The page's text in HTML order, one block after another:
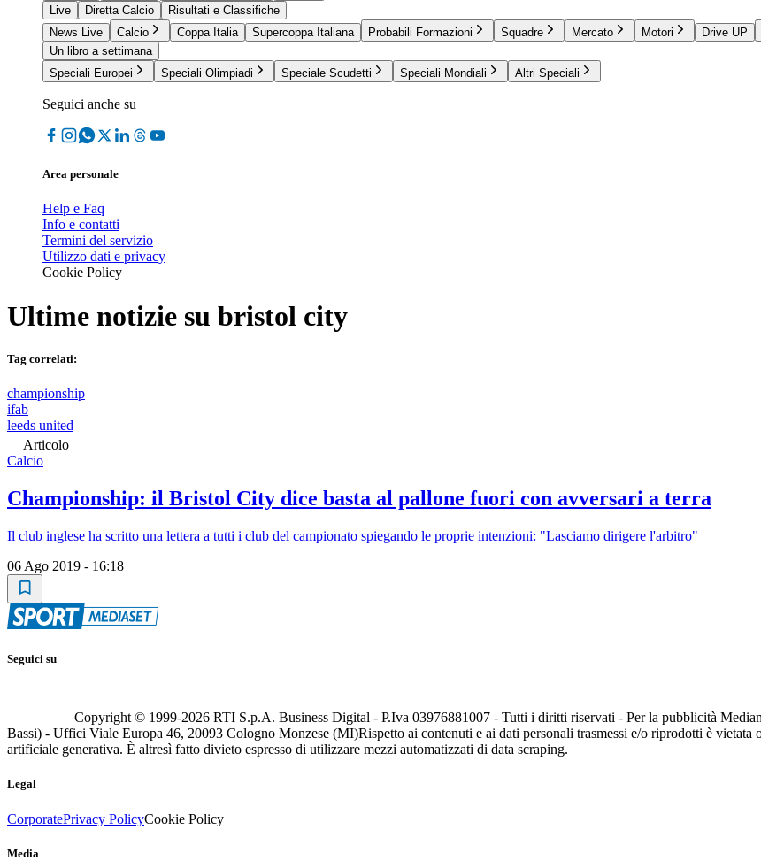
Live
Diretta Calcio
Risultati e Classifiche
News Live
Calcio Coppa Italia Supercoppa Italiana Probabili Formazioni Squadre Mercato Motori Drive UP
Un libro a settimana
Speciali Europei
Speciali Olimpiadi Speciale Scudetti Speciali Mondiali Altri Speciali
Seguici anche su
Area personale
Help e Faq
Info e contatti
Termini del servizio
Utilizzo dati e privacy
Cookie Policy
Ultime notizie su bristol city
Tag correlati:
championship
ifab
leeds united
Articolo
Calcio
Championship: il Bristol City dice basta al pallone fuori con avversari a terra
Il club inglese ha scritto una lettera a tutti i club del campionato spiegando le proprie intenzioni: "Lasciamo dirigere l'arbitro"
06 Ago 2019 - 16:18
Seguici su
Copyright © 1999-2026 RTI S.p.A. Business Digital - P.Iva 03976881007 - Tutti i diritti riservati - Per la pubblicità
Bassi) - Uffici Viale Europa 46, 20093 Cologno Monzese (MI)Rispetto ai contenuti e ai dati personali trasmessi e/o riprodotti è
artificiale generativa. È altresì fatto divieto espresso di utilizzare mezzi automatizzati di data scraping.
Legal
CorporatePrivacy PolicyCookie Policy
Media